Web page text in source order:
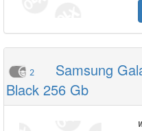
2
Samsung
Black 256 Gb